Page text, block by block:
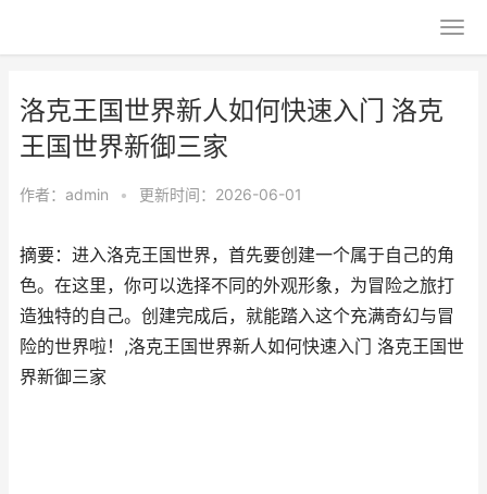
洛克王国世界新人如何快速入门 洛克
王国世界新御三家
作者： admin • 更新时间：2026-06-01
摘要：进入洛克王国世界，首先要创建一个属于自己的角
色。在这里，你可以选择不同的外观形象，为冒险之旅打
造独特的自己。创建完成后，就能踏入这个充满奇幻与冒
险的世界啦！,洛克王国世界新人如何快速入门 洛克王国世
界新御三家